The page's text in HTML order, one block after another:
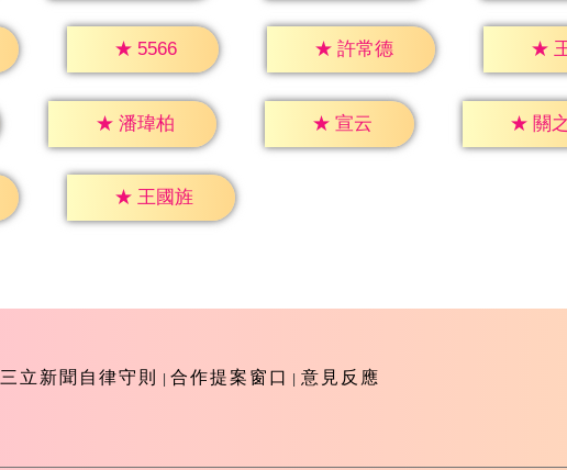
★ 5566 ★ 許常德 ★
★ 潘瑋柏 ★ 宣云 ★ 關
★ 王國旌
三立新聞自律守則 合作提案窗口 意見反應